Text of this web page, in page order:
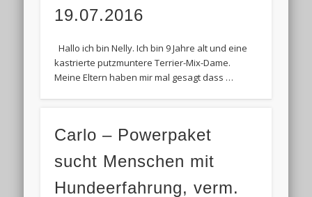
19.07.2016
Hallo ich bin Nelly. Ich bin 9 Jahre alt und eine
kastrierte putzmuntere Terrier-Mix-Dame.
Meine Eltern haben mir mal gesagt dass …
Carlo – Powerpaket
sucht Menschen mit
Hundeerfahrung, verm.